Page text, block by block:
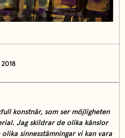
konstnär, som ser möjligheten
Jag skildrar de olika känslor
sinnesstämningar vi kan vara